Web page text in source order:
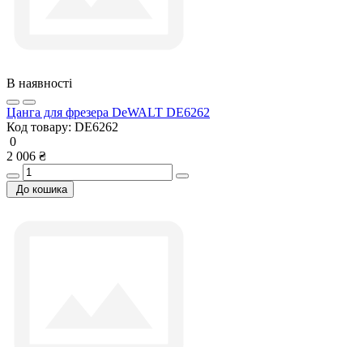
В наявності
Цанга для фрезера DeWALT DE6262
Код товару: DE6262
0
2 006 ₴
До кошика